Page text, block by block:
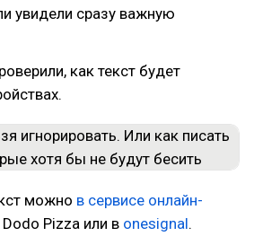
увидели сразу важную
как текст будет
можно в сервисе онлайн-
Dodo Pizza или в onesignal.